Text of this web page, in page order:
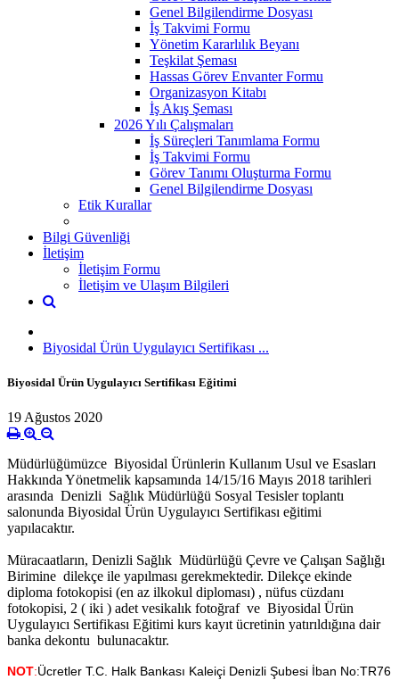
Genel Bilgilendirme Dosyası
İş Takvimi Formu
Yönetim Kararlılık Beyanı
Teşkilat Şeması
Hassas Görev Envanter Formu
Organizasyon Kitabı
İş Akış Şeması
2026 Yılı Çalışmaları
İş Süreçleri Tanımlama Formu
İş Takvimi Formu
Görev Tanımı Oluşturma Formu
Genel Bilgilendirme Dosyası
Etik Kurallar
Bilgi Güvenliği
İletişim
İletişim Formu
İletişim ve Ulaşım Bilgileri
Biyosidal Ürün Uygulayıcı Sertifikası ...
Biyosidal Ürün Uygulayıcı Sertifikası Eğitimi
19 Ağustos 2020
Müdürlüğümüzce Biyosidal Ürünlerin Kullanım Usul ve Esasları
Hakkında Yönetmelik kapsamında 14/15/16 Mayıs 2018 tarihleri
arasında Denizli Sağlık Müdürlüğü Sosyal Tesisler toplantı
salonunda Biyosidal Ürün Uygulayıcı Sertifikası eğitimi
yapılacaktır.
Müracaatların, Denizli Sağlık Müdürlüğü Çevre ve Çalışan Sağlığı
Birimine dilekçe ile yapılması gerekmektedir. Dilekçe ekinde
diploma fotokopisi (en az ilkokul diploması) , nüfus cüzdanı
fotokopisi, 2 ( iki ) adet vesikalık fotoğraf ve Biyosidal Ürün
Uygulayıcı Sertifikası Eğitimi kurs kayıt ücretinin yatırıldığına dair
banka dekontu bulunacaktır.
NOT:Ücretler T.C. Halk Bankası Kaleiçi Denizli Şubesi İban No:TR76